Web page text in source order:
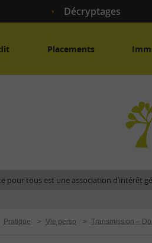
Décryptages
Placements
pour tous est une association d’intérêt
Pratique > Vie perso > Transmission –